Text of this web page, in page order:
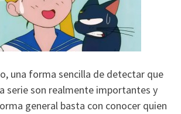
una forma sencilla de detectar que
serie son realmente importantes y
general basta con conocer quien